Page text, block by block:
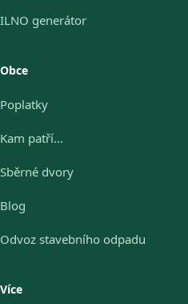
ILNO generátor
Obce
Poplatky
Kam patří…
Sběrné dvory
Blog
Odvoz stavebního odpadu
Více